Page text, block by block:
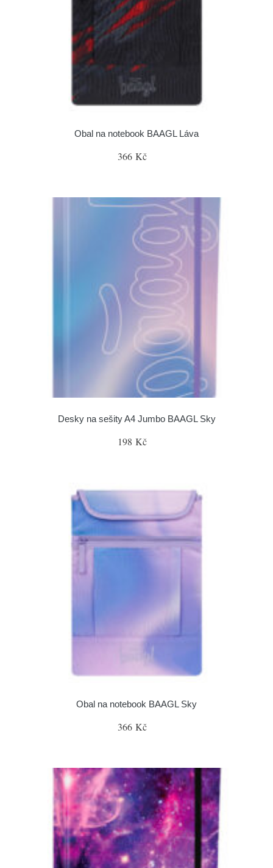
Obal na notebook BAAGL Láva
366 Kč
Desky na sešity A4 Jumbo BAAGL Sky
198 Kč
Obal na notebook BAAGL Sky
366 Kč